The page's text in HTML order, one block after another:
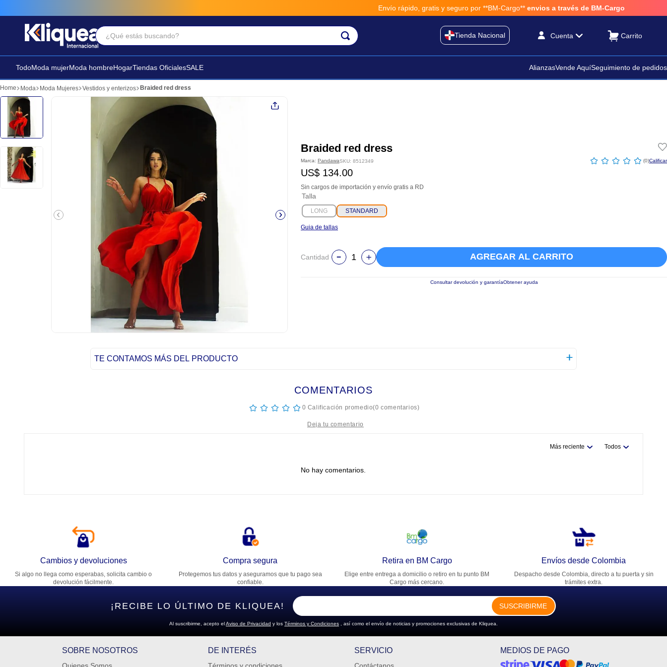
Envío rápido, gratis y seguro por **BM-Cargo** envios a través de BM-Cargo
¿Qué estás buscando?
Tienda Nacional Cuenta
TodoModa mujerModa hombreHogarTiendas OficialesSALE AlianzasVende AquíSeguimiento de pedidos
Moda Moda Mujeres Vestidos y enterizos Braided red dress
Braided red dress
Marca: PandawaSKU: 8512349 ☆ ☆ ☆ ☆ ☆ (0)
US$ 134.00
Sin cargos de importación y envío gratis a RD
Talla
LONG STANDARD
Guia de tallas
Cantidad AGREGAR AL CARRITO
Consultar devolución y garantíaObtener ayuda
TE CONTAMOS MÁS DEL PRODUCTO
COMENTARIOS
☆ ☆ ☆ ☆ ☆ 0 Calificación promedio(0 comentarios)
Dirección de email
Escribe un comentario
ENVIAR COMENTARIO
Más reciente Todos
No hay comentarios.
Cambios y devoluciones
Si algo no llega como esperabas, solicita cambio o
devolución fácilmente.
Compra segura
Protegemos tus datos y aseguramos que tu pago sea
confiable.
Retira en BM Cargo
Elige entre entrega a domicilio o retiro en tu punto BM
Cargo más cercano.
Envíos desde Colombia
Despacho desde Colombia, directo a tu puerta y sin
trámites extra.
¡RECIBE LO ÚLTIMO DE KLIQUEA! SUSCRIBIRME
Al suscribirme, acepto elAviso de Privacidad y los Términos y Condiciones , así como el envío de noticias y promociones exclusivas de Kliquea.
SOBRE NOSOTROS DE INTERÉS SERVICIO MEDIOS DE PAGO
Términos Más Buscados
2. futbol
3. sandalia